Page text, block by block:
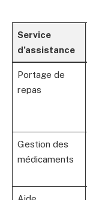
Service
d’assistance
Portage de
repas
Gestion des
médicaments